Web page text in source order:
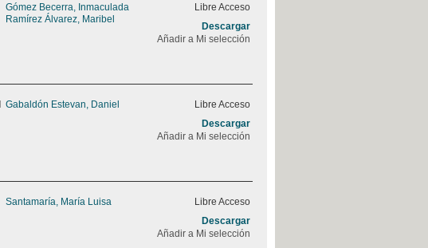
Gómez Becerra, Inmaculada
Ramírez Álvarez, Maribel
Libre Acceso
Descargar
Añadir a Mi selección
Gabaldón Estevan, Daniel
Libre Acceso
Descargar
Añadir a Mi selección
Santamaría, María Luisa
Libre Acceso
Descargar
Añadir a Mi selección